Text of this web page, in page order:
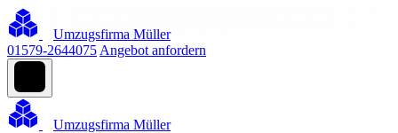
Umzugsfirma Müller
01579-2644075 Angebot anfordern
Umzugsfirma Müller